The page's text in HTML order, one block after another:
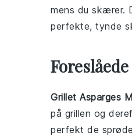
mens du skærer.
perfekte, tynde
Grillet Asparges
på grillen og
perfekt de sprøde